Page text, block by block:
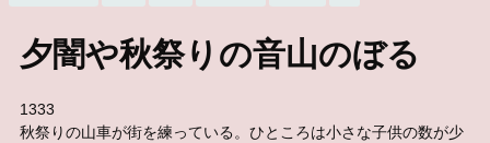
夕闇や秋祭りの音山のぼる
1333
秋祭りの山車が街を練っている。ひところは小さな子供の数が少